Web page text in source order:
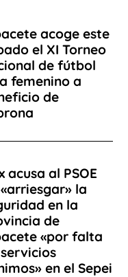
acoge este
el XI Torneo
de fútbol
femenino a
de
acusa al PSOE
la
en la
de
«por falta
en el Sepei